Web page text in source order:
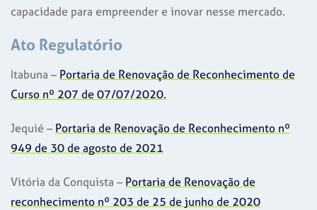
capacidade para empreender e inovar nesse mercado.
Ato Regulatório
Itabuna – Portaria de Renovação de Reconhecimento de
Curso nº 207 de 07/07/2020.
Jequié – Portaria de Renovação de Reconhecimento nº
949 de 30 de agosto de 2021
Vitória da Conquista – Portaria de Renovação de
reconhecimento nº 203 de 25 de junho de 2020